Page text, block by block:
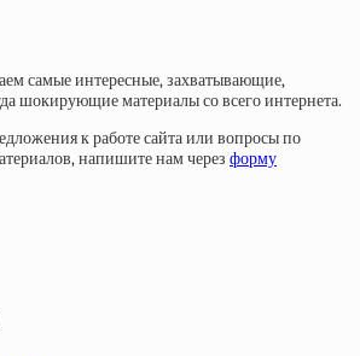
самые интересные, захватывающие,
шокирующие материалы со всего интернета.
к работе сайта или вопросы по
напишите нам через форму